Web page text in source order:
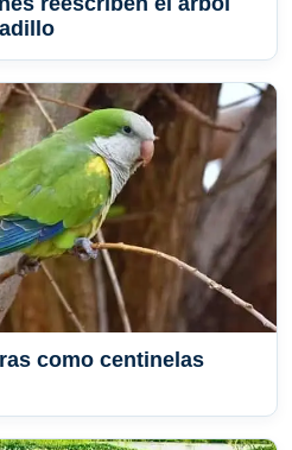
como centinelas